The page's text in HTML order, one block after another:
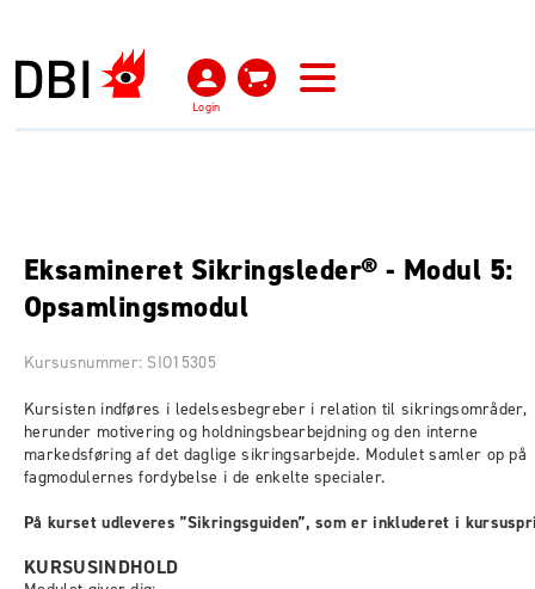
Login
Eksamineret Sikringsleder® - Modul 5:
Opsamlingsmodul
Kursusnummer: SIO15305
Kursisten indføres i ledelsesbegreber i relation til sikringsområder,
herunder motivering og holdningsbearbejdning og den interne
markedsføring af det daglige sikringsarbejde. Modulet samler op på
fagmodulernes fordybelse i de enkelte specialer.
På kurset udleveres ”Sikringsguiden”, som er inkluderet i
KURSUSINDHOLD